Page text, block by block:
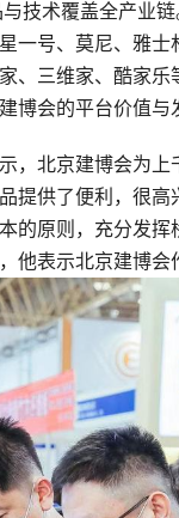
技术覆盖全产业
一号、莫尼、雅
、三维家、酷家
博会的平台价值与
，北京建博会为
提供了便利，很
的原则，充分发
他表示北京建博会